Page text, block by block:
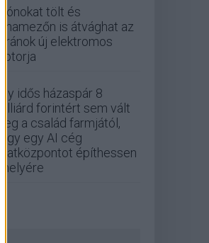
Drónokat tölt és
aknamezőn is átvághat az
ukránok új elektromos
motorja
Egy idős házaspár 8
milliárd forintért sem vált
meg a család farmjától,
hogy egy AI cég
adatközpontot építhessen
a helyére